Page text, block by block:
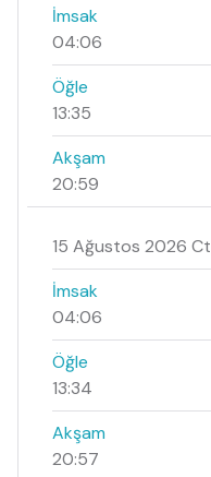
İmsak
04:06
Öğle
13:35
Akşam
20:59
15 Ağustos 2026 Ct
İmsak
04:06
Öğle
13:34
Akşam
20:57